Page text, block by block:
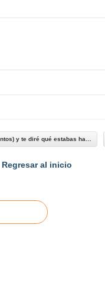
Regresar al inicio